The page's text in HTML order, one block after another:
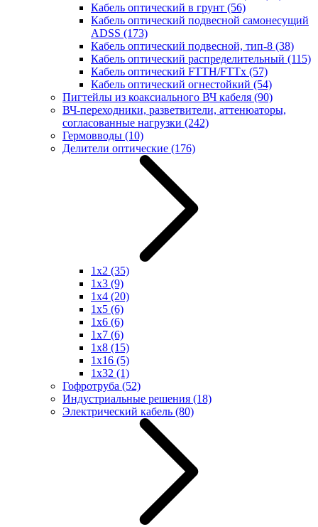
Кабель оптический в грунт (56)
Кабель оптический подвесной самонесущий
ADSS (173)
Кабель оптический подвесной, тип-8 (38)
Кабель оптический распределительный (115)
Кабель оптический FTTH/FTTx (57)
Кабель оптический огнестойкий (54)
Пигтейлы из коаксиального ВЧ кабеля (90)
ВЧ-переходники, разветвители, аттенюаторы,
согласованные нагрузки (242)
Гермовводы (10)
Делители оптические (176)
1x2 (35)
1x3 (9)
1x4 (20)
1x5 (6)
1x6 (6)
1x7 (6)
1x8 (15)
1x16 (5)
1x32 (1)
Гофротруба (52)
Индустриальные решения (18)
Электрический кабель (80)